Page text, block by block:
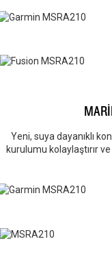
Yeni, suya dayanıklı
kurulumu kolaylaştırır